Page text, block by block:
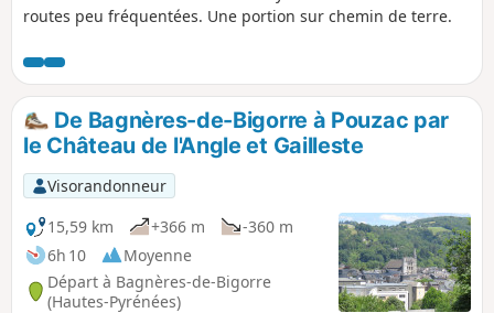
routes peu fréquentées. Une portion sur chemin de terre.
De Bagnères-de-Bigorre à Pouzac par
le Château de l'Angle et Gailleste
Visorandonneur
15,59 km
+366 m
-360 m
6h 10
Moyenne
Départ à Bagnères-de-Bigorre
(Hautes-Pyrénées)